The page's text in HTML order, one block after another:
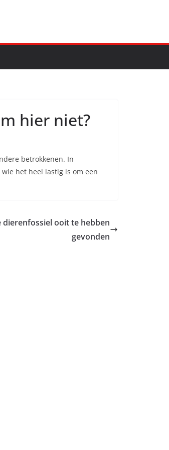
hier niet?
betrokkenen. In
het heel lastig is om een
ooit te hebben
gevonden